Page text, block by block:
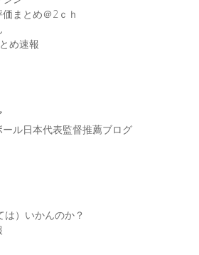
まとめ＠2ｃｈ
め速報
ール日本代表監督推薦ブログ
は）いかんのか？